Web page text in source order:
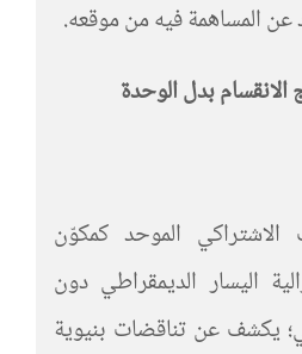
عن المساهمة فيه من موقعه.
بدل الوحدة
الاشتراكي الموحد كمكوّن
اليسار الديمقراطي دون
يكشف عن تناقضات بنيوية